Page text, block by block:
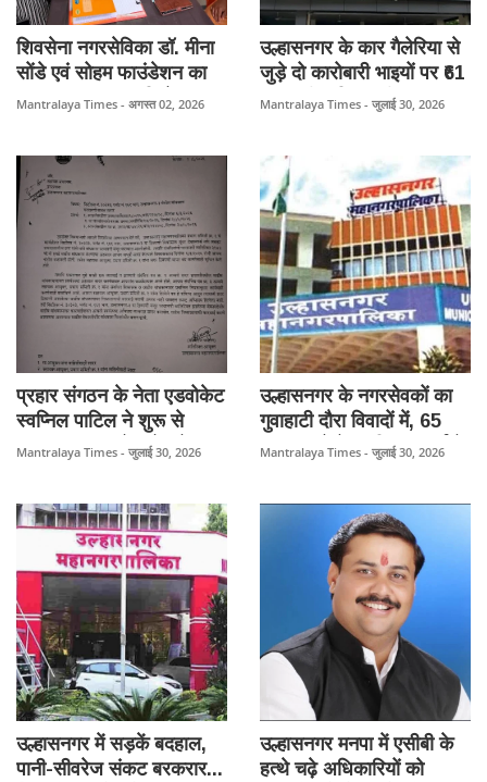
शिवसेना नगरसेविका डॉ. मीना
सोंडे एवं सोहम फाउंडेशन का
अनूठा पहल, 'प्रकृति के साथ
50 पौधों का वितरण।
Mantralaya Times - अगस्त 02, 2026
उल्हासनगर के कार गैलेरिया से
जुड़े दो कारोबारी भाइयों पर ₹61
लाख की कथित ठगी का मामला,
Mantralaya Times - जुलाई 30, 2026
प्रहार संगठन के नेता एडवोकेट
स्वप्निल पाटिल ने शुरू से
उठाया मामला, तोड़फोड़ के बाद
बावजूद कार्रवाई पर सवाल।
Mantralaya Times - जुलाई 30, 2026
उल्हासनगर के नगरसेवकों का
गुवाहाटी दौरा विवादों में, 65
लाख रुपये के प्रशिक्षण खर्च के
Mantralaya Times - जुलाई 30, 2026
उल्हासनगर में सड़कें बदहाल,
पानी-सीवरेज संकट बरकरार...
उल्हासनगर मनपा में एसीबी के
हत्थे चढ़े अधिकारियों को